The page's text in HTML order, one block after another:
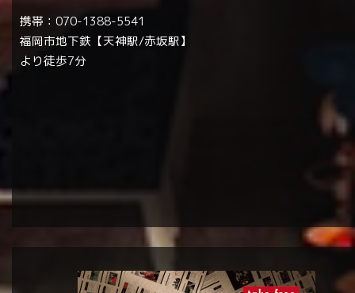
携帯：070-1388-5541
福岡市地下鉄【天神駅/赤坂駅】
より徒歩7分